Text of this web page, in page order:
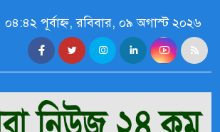
০৪:৪২ পূর্বাহ্ন, রবিবার, ০৯ অগাস্ট ২০২৬